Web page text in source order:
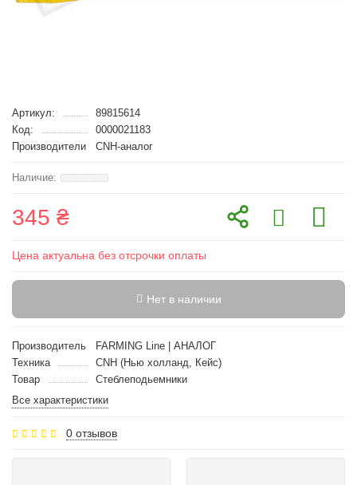
Артикул:
89815614
Код:
0000021183
Производители
CNH-аналог
345 ₴
Цена актуальна без отсрочки оплаты
Нет в наличии
Производитель
FARMING Line | АНАЛОГ
Техника
CNH (Нью холланд, Кейс)
Товар
Стеблеподьемники
Все характеристики
0 отзывов